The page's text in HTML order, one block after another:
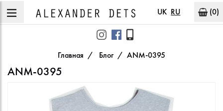
UK RU (0)
Главная Блог ANM-0395
ANM-0395